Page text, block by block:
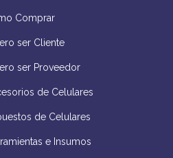
Comprar
ser Cliente
ser Proveedor
de Celulares
de Celulares
e Insumos